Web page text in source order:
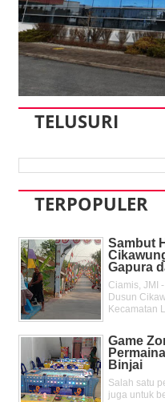
TELUSURI
TERPOPULER
Sambut
Gapura
Ciamis, JMI
Dusun
Kecamatan
Game
Binjai
Salah satu
juga untuk